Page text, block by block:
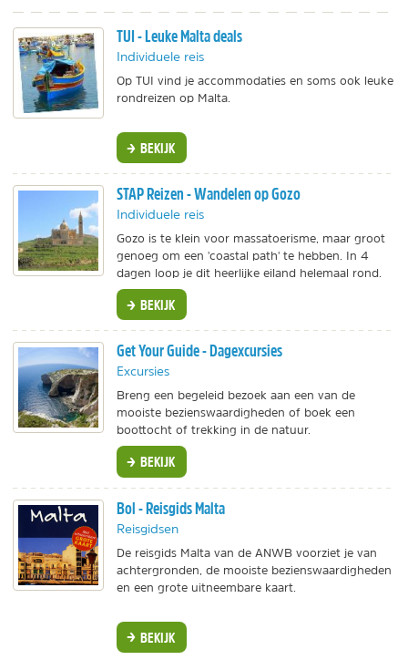
TUI - Leuke Malta deals
Individuele reis
Op TUI vind je accommodaties en soms ook leuke
rondreizen op Malta.
BEKIJK
STAP Reizen - Wandelen op Gozo
Individuele reis
Gozo is te klein voor massatoerisme, maar groot
genoeg om een 'coastal path' te hebben. In 4
dagen loop je dit heerlijke eiland helemaal rond.
BEKIJK
Get Your Guide - Dagexcursies
Excursies
Breng een begeleid bezoek aan een van de
mooiste bezienswaardigheden of boek een
boottocht of trekking in de natuur.
BEKIJK
Bol - Reisgids Malta
Reisgidsen
De reisgids Malta van de ANWB voorziet je van
achtergronden, de mooiste bezienswaardigheden
en een grote uitneembare kaart.
BEKIJK